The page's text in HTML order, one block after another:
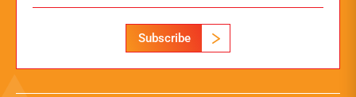
Subscribe